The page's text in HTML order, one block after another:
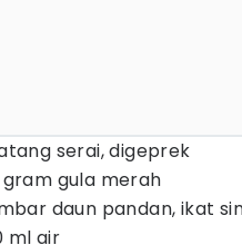
serai, digeprek
gram gula merah
daun pandan, ikat
ml air